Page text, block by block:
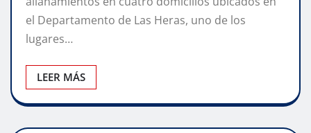
el Departamento de Las Heras, uno de los
lugares…
LEER MÁS